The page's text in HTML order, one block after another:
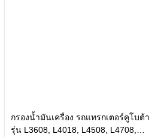
กรองน้ำมันเครื่อง รถแทรกเตอร์คูโบต้า
รุ่น L3608, L4018, L4508, L4708,
หยิบใส่ตะกร้า